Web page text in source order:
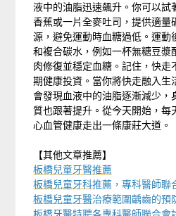
液中的油脂迅速飆升。你可以試
香蕉或一片全麥吐司，提供適量
源，避免運動時血糖過低。運動
和複合碳水，例如一杯無糖豆漿
肉修復並穩定血糖。記住，快走
期健康投資。當你將快走融入生
會發現血液中的油脂逐漸減少，
質也跟著提升。從今天開始，每
心血管健康走出一條康莊大道。
【其他文章推薦】
板橋兒童牙醫推薦
板橋兒童牙科推薦，專科醫師聯
板橋兒童牙醫治療範圍齲齒的預
板橋牙醫特聘各專科醫師聯合會